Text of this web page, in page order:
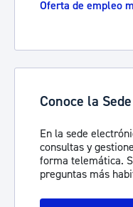
Oferta de empleo
Conoce la
En la sede
consultas y
forma telemática.
preguntas más